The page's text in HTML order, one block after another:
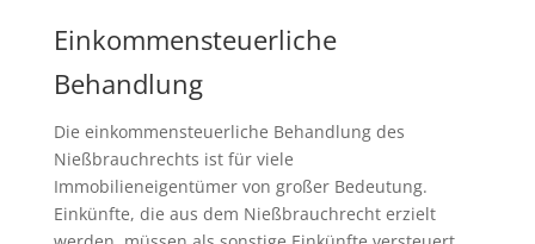
Einkommensteuerliche
Behandlung
Die einkommensteuerliche Behandlung des
Nießbrauchrechts ist für viele
Immobilieneigentümer von großer Bedeutung.
Einkünfte, die aus dem Nießbrauchrecht erzielt